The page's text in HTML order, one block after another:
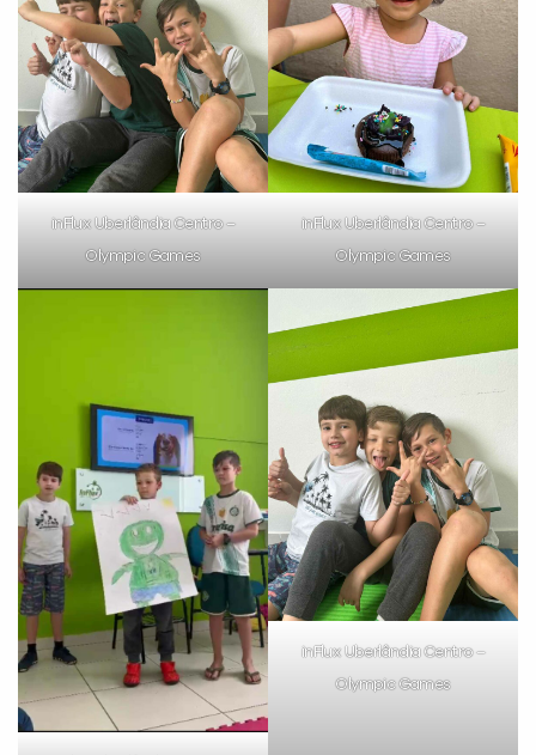
inFlux Uberlândia Centro –
Olympic Games
inFlux Uberlândia Centro –
Olympic Games
inFlux Uberlândia Centro –
Olympic Games
Você é aluno inFlux?
Sim
VOLTAR